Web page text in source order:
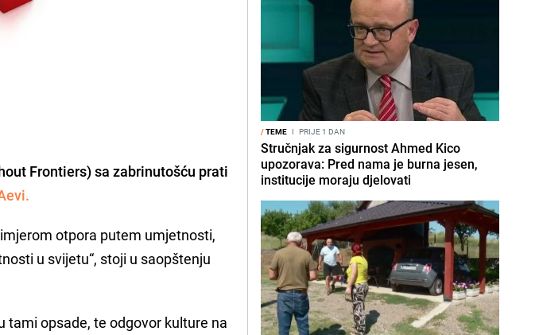
Frontiers) sa zabrinutošću prati
otpora putem umjetnosti,
u svijetu“, stoji u saopštenju
tami opsade, te odgovor kulture na
/TEME I PRIJE 1 DAN
Stručnjak za sigurnost Ahmed Kico
upozorava: Pred nama je burna jesen,
institucije moraju djelovati